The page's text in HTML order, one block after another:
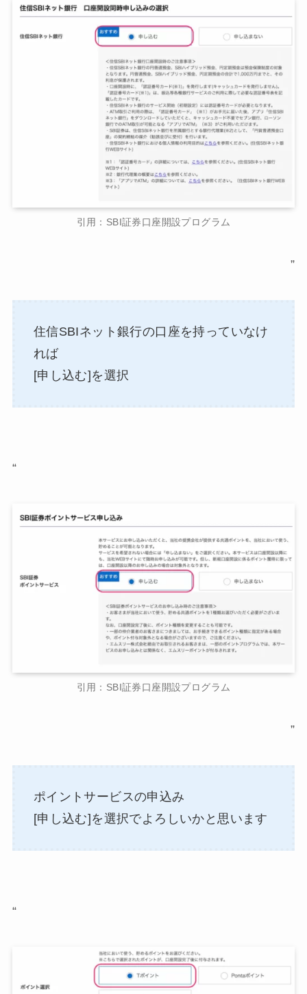
引用：SBI証券口座開設プログラム
”
住信SBIネット銀行の口座を持っていなけ
れば
[申し込む]を選択
“
引用：SBI証券口座開設プログラム
”
ポイントサービスの申込み
[申し込む]を選択でよろしいかと思います
“